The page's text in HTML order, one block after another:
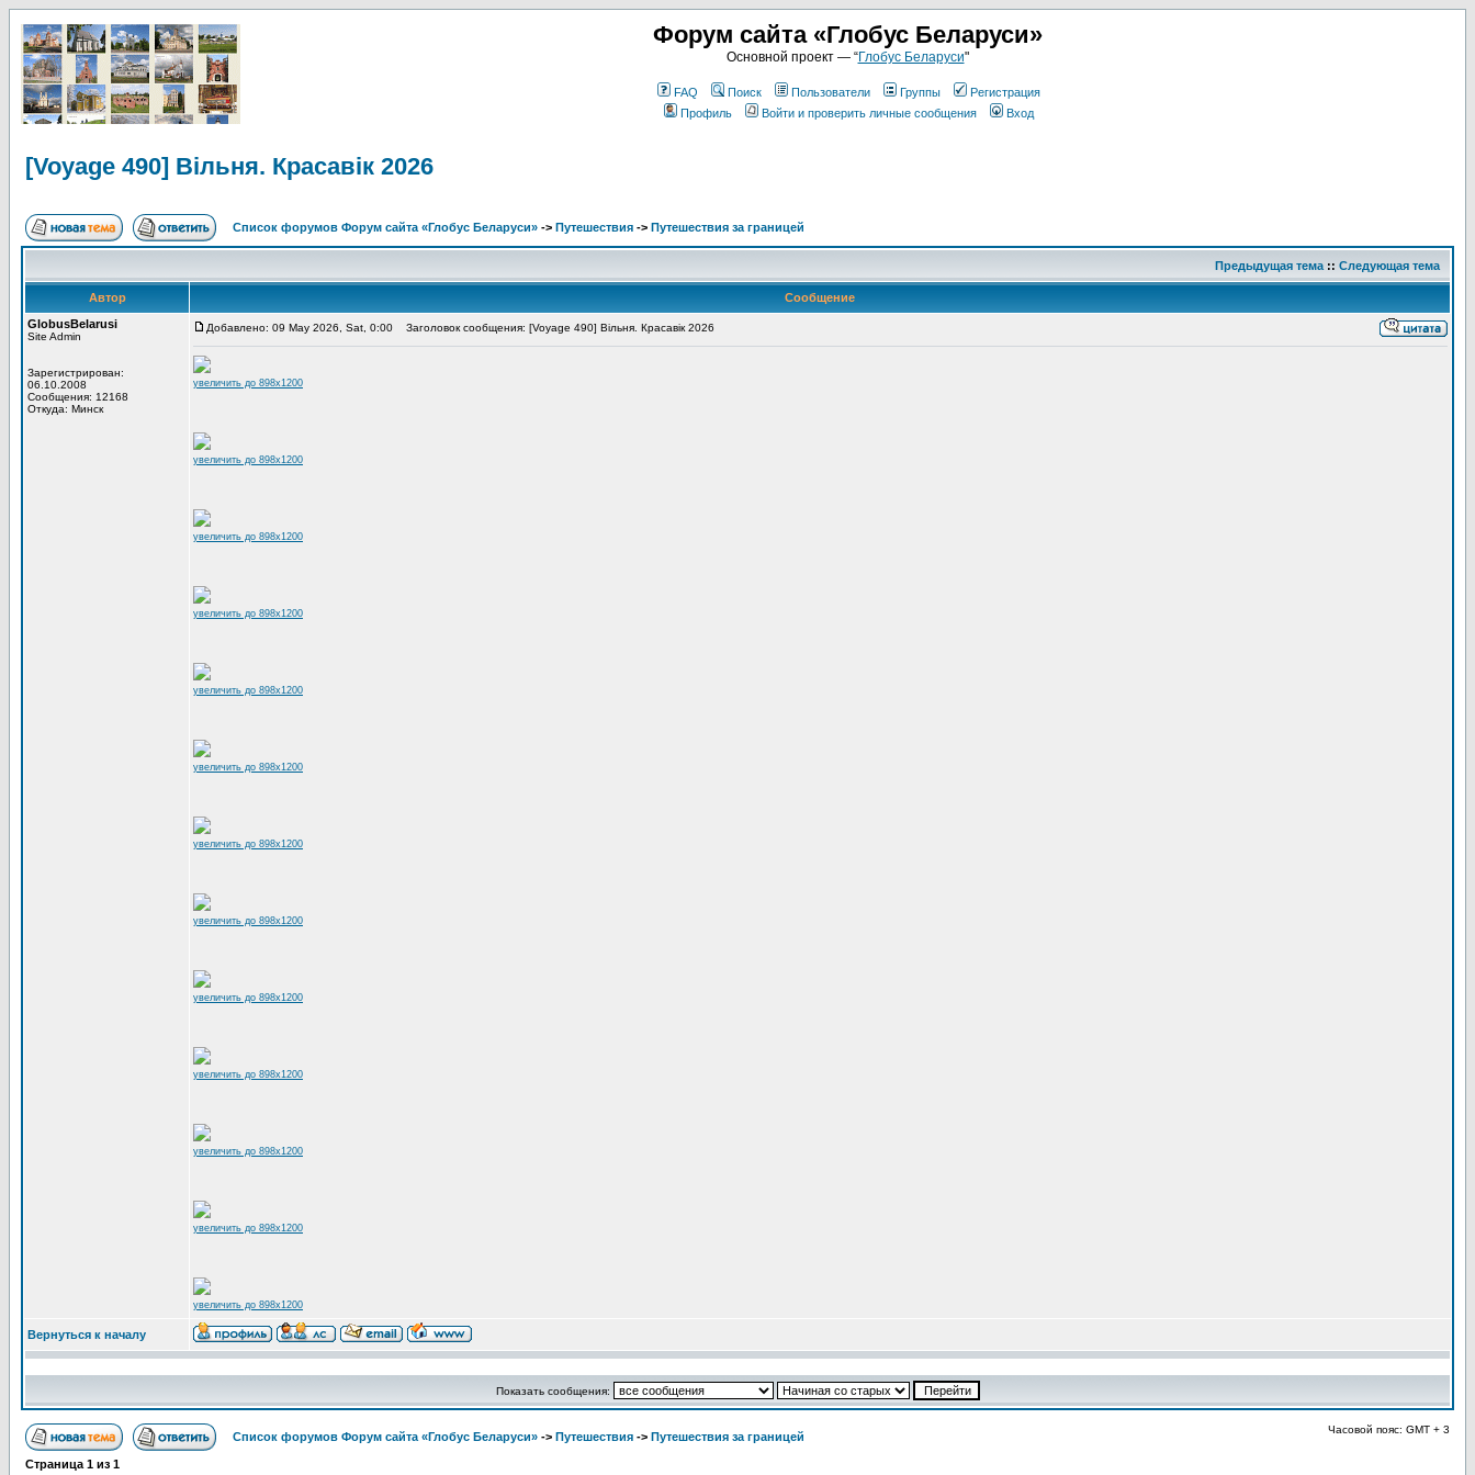
Форум сайта «Глобус Беларуси»
Основной проект — “Глобус Беларуси"
FAQ Поиск Пользователи Группы
Регистрация
Профиль
Войти и проверить личные сообщения Вход
[Voyage 490] Вільня. Красавік 2026
Список форумов Форум сайта «Глобус Беларуси» -> Путешествия -> Путешествия за границей
Предыдущая тема :: Следующая тема
Автор
Сообщение
GlobusBelarusi
Site Admin
Зарегистрирован:
06.10.2008
Сообщения: 12168
Откуда: Минск
Добавлено: 09 May 2026, Sat, 0:00 Заголовок сообщения: [Voyage 490] Вільня. Красавік 2026
увеличить до 898x1200
увеличить до 898x1200
увеличить до 898x1200
увеличить до 898x1200
увеличить до 898x1200
увеличить до 898x1200
увеличить до 898x1200
увеличить до 898x1200
увеличить до 898x1200
увеличить до 898x1200
увеличить до 898x1200
увеличить до 898x1200
увеличить до 898x1200
Вернуться к началу
Показать сообщения:
Список форумов Форум сайта «Глобус Беларуси» -> Путешествия -> Путешествия за границей
Часовой пояс: GMT + 3
Страница 1 из 1